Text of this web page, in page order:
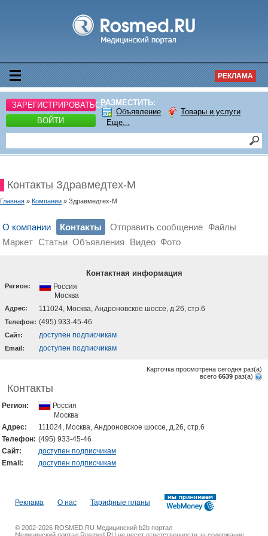
РЕКЛАМА
ЗАРЕГИСТРИРОВАТЬСЯ
ВОЙТИ
РАЗМЕСТИТЬ:
Объявление
Товары и услуги
Еще...
Контакты Здравмедтех-М
Главная » Компании » Здравмедтех-М
О компании Контакты Отправить сообщение Файлы
Маркет Статьи Объявления Видео Фото
Контактная информация
Регион:
Россия
Москва
Адрес: 111024, Москва, Андроновское шоссе, д.26, стр.6
Телефон: (495) 933-45-46
Cайт: доступен подписчикам
Email: доступен подписчикам
Карточка просмотрена сегодня раз(a)
всего 6639 раз(a)
Контакты
Регион:
Россия
Москва
Адрес:
111024, Москва, Андроновское шоссе, д.26, стр.6
Телефон: (495) 933-45-46
Cайт:
доступен подписчикам
Email:
доступен подписчикам
Реклама О нас Тарифные планы
© 2002-2026 ROSMED.RU Медицинский b2b портал